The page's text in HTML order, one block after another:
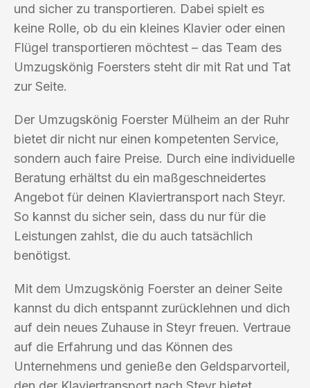
und sicher zu transportieren. Dabei spielt es
keine Rolle, ob du ein kleines Klavier oder einen
Flügel transportieren möchtest – das Team des
Umzugskönig Foersters steht dir mit Rat und Tat
zur Seite.
Der Umzugskönig Foerster Mülheim an der Ruhr
bietet dir nicht nur einen kompetenten Service,
sondern auch faire Preise. Durch eine individuelle
Beratung erhältst du ein maßgeschneidertes
Angebot für deinen Klaviertransport nach Steyr.
So kannst du sicher sein, dass du nur für die
Leistungen zahlst, die du auch tatsächlich
benötigst.
Mit dem Umzugskönig Foerster an deiner Seite
kannst du dich entspannt zurücklehnen und dich
auf dein neues Zuhause in Steyr freuen. Vertraue
auf die Erfahrung und das Können des
Unternehmens und genieße den Geldsparvorteil,